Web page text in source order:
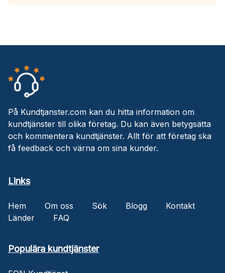
På Kundtjanster.com kan du hitta information om
kundtjänster till olika företag. Du kan även betygsätta
och kommentera kundtjänster. Allt för att företag ska
få feedback och värna om sina kunder.
Links
Hem Om oss Sök Blogg
Kontakt
Länder
FAQ
Populära kundtjänster